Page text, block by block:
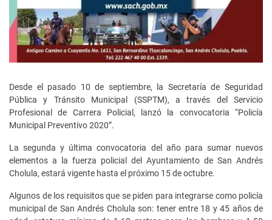
Desde el pasado 10 de septiembre, la Secretaría de Seguridad
Pública y Tránsito Municipal (SSPTM), a través del Servicio
Profesional de Carrera Policial, lanzó la convocatoria “Policía
Municipal Preventivo 2020”.
La segunda y última convocatoria del año para sumar nuevos
elementos a la fuerza policial del Ayuntamiento de San Andrés
Cholula, estará vigente hasta el próximo 15 de octubre.
Algunos de los requisitos que se piden para integrarse como policía
municipal de San Andrés Cholula son: tener entre 18 y 45 años de